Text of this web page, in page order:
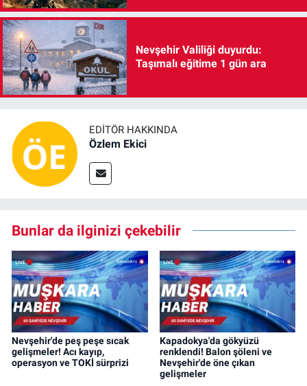
Nevşehir Valiliği duyurdu:
Taşımalı eğitime 1 gün ara
EDITÖR HAKKINDA
Özlem Ekici
Bunlar da ilginizi çekebilir
Nevşehir'de peş peşe sıcak
gelişmeler! Acı kayıp,
operasyon ve TOKİ sürprizi
Kapadokya'da gökyüzü
renklendi! Balon şöleni ve
Nevşehir'de öne çıkan
gelişmeler